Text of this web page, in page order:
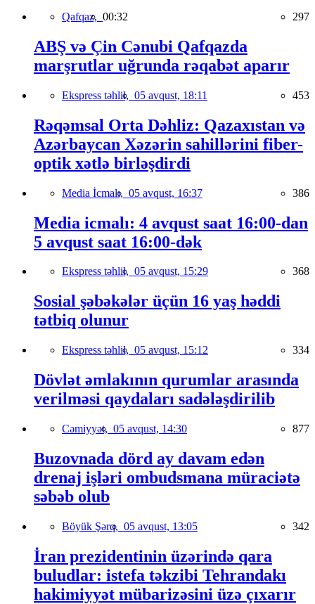
Qafqaz, 00:32 297
ABŞ və Çin Cənubi Qafqazda
marşrutlar uğrunda rəqabət aparır
Ekspress təhlil, 05 avqust, 18:11 453
Rəqəmsal Orta Dəhliz: Qazaxıstan və
Azərbaycan Xəzərin sahillərini fiber-
optik xətlə birləşdirdi
Media İcmalı, 05 avqust, 16:37 386
Media icmalı: 4 avqust saat 16:00-dan
5 avqust saat 16:00-dək
Ekspress təhlil, 05 avqust, 15:29 368
Sosial şəbəkələr üçün 16 yaş həddi
tətbiq olunur
Ekspress təhlil, 05 avqust, 15:12 334
Dövlət əmlakının qurumlar arasında
verilməsi qaydaları sadələşdirilib
Cəmiyyət, 05 avqust, 14:30 877
Buzovnada dörd ay davam edən
drenaj işləri ombudsmana müraciətə
səbəb olub
Böyük Şərq, 05 avqust, 13:05 342
İran prezidentinin üzərində qara
buludlar: istefa təkzibi Tehrandakı
hakimiyyət mübarizəsini üzə çıxarır